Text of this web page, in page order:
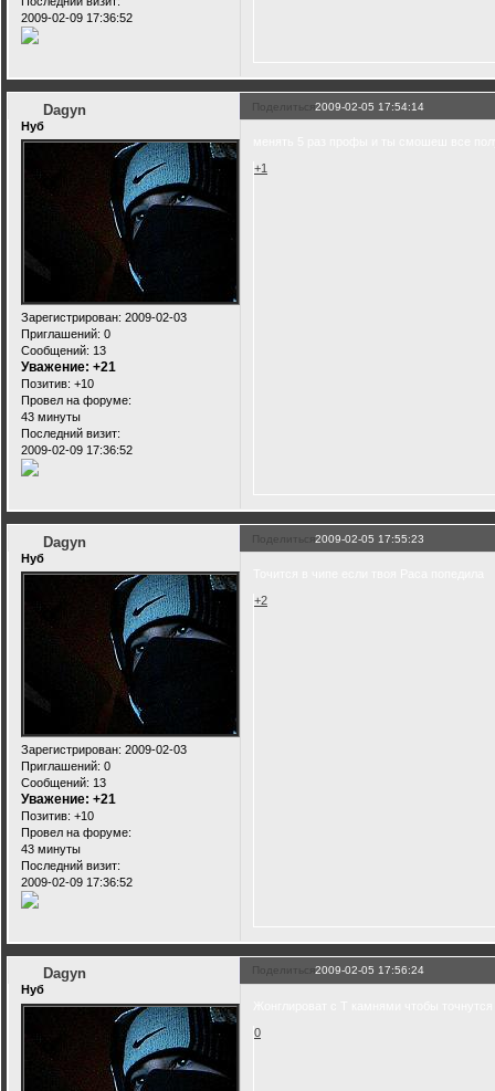
2009-02-09 17:36:52
Поделиться2009-02-05 17:54:14
Dagyn
Нуб
Зарегистрирован: 2009-02-03
Приглашений: 0
Сообщений: 13
Уважение: +21
Позитив: +10
Провел на форуме:
43 минуты
Последний визит:
2009-02-09 17:36:52
+1
Поделиться2009-02-05 17:55:23
Dagyn
Нуб
Зарегистрирован: 2009-02-03
Приглашений: 0
Сообщений: 13
Уважение: +21
Позитив: +10
Провел на форуме:
43 минуты
Последний визит:
2009-02-09 17:36:52
+2
Поделиться2009-02-05 17:56:24
Dagyn
Нуб
0